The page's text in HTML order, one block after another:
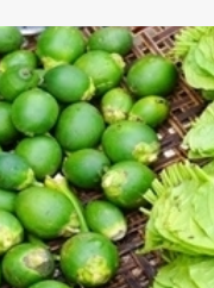
濟來源，罹病後沒有
入困境，家長及長輩們
，也請盡快戒檳榔，並
離檳榔的危害。
預防甚於治療的前提下
納入預防保健服務。飲
眾主要是為了提神，加
起來，如果飲食作息又
症研究總署在2003年
10顆檳榔、長達10年
仍會持續10年以上。
腔癌患者9個有嚼檳榔
質外，其中的檳榔素